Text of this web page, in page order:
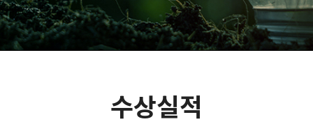
회사연혁
인증현황
수상실적